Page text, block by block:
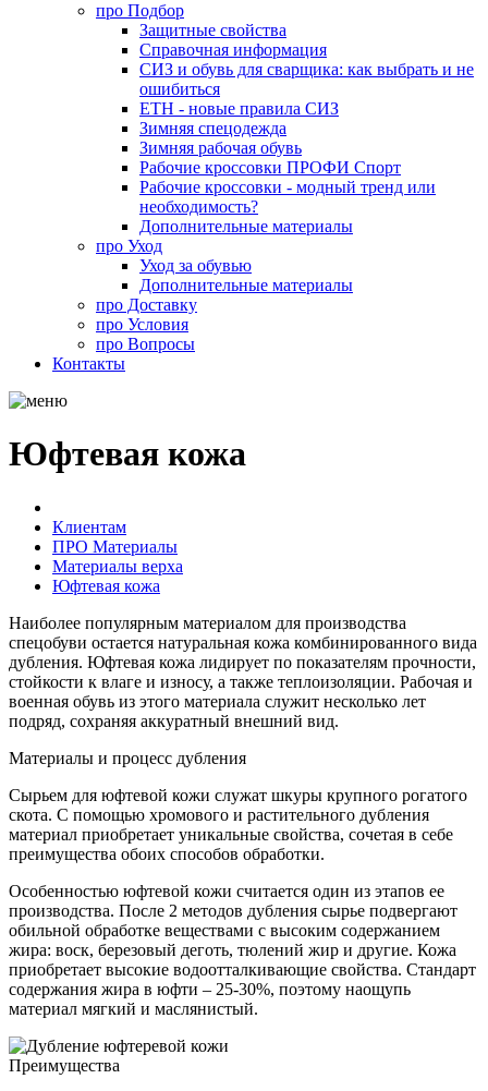
про Подбор
Защитные свойства
Справочная информация
СИЗ и обувь для сварщика: как выбрать и не
ошибиться
ЕТН - новые правила СИЗ
Зимняя спецодежда
Зимняя рабочая обувь
Рабочие кроссовки ПРОФИ Спорт
Рабочие кроссовки - модный тренд или
необходимость?
Дополнительные материалы
про Уход
Уход за обувью
Дополнительные материалы
про Доставку
про Условия
про Вопросы
Контакты
Юфтевая кожа
Клиентам
ПРО Материалы
Материалы верха
Юфтевая кожа
Наиболее популярным материалом для производства
спецобуви остается натуральная кожа комбинированного вида
дубления. Юфтевая кожа лидирует по показателям прочности,
стойкости к влаге и износу, а также теплоизоляции. Рабочая и
военная обувь из этого материала служит несколько лет
подряд, сохраняя аккуратный внешний вид.
Материалы и процесс дубления
Сырьем для юфтевой кожи служат шкуры крупного рогатого
скота. С помощью хромового и растительного дубления
материал приобретает уникальные свойства, сочетая в себе
преимущества обоих способов обработки.
Особенностью юфтевой кожи считается один из этапов ее
производства. После 2 методов дубления сырье подвергают
обильной обработке веществами с высоким содержанием
жира: воск, березовый деготь, тюлений жир и другие. Кожа
приобретает высокие водоотталкивающие свойства. Стандарт
содержания жира в юфти ‒ 25-30%, поэтому наощупь
материал мягкий и маслянистый.
Преимущества